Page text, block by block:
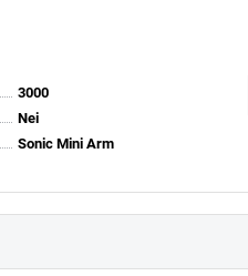
3000
Nei
Sonic Mini Arm